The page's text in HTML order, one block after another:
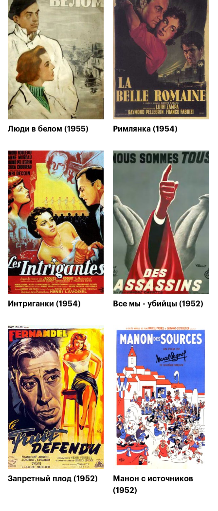
Люди в белом (1955) Римлянка (1954)
Интриганки (1954) Все мы - убийцы (1952)
Запретный плод (1952)
Манон с источников
(1952)